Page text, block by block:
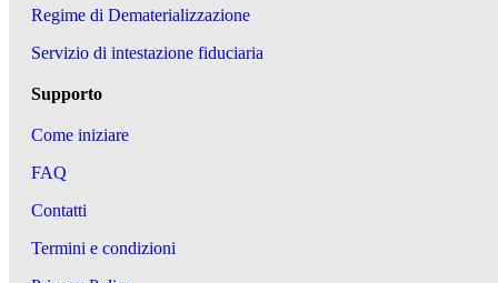
Regime di Dematerializzazione
Servizio di intestazione fiduciaria
Supporto
Come iniziare
FAQ
Contatti
Termini e condizioni